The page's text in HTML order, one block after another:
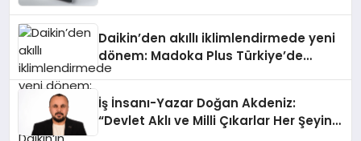
Daikin’den akıllı iklimlendirmede yeni
dönem: Madoka Plus Türkiye’de
Daikin’in kullanıcı dostu tasarımıyla
teknolojilerle donatılmış son modeli
VRV kontrol ünitesi Madoka Plus
İş İnsanı-Yazar Doğan Akdeniz:
“Devlet Aklı ve Milli Çıkarlar Her Şeyin